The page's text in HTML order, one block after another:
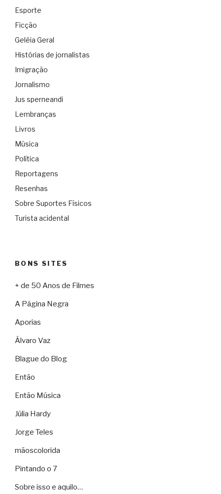
Esporte
Ficção
Geléia Geral
Histórias de jornalistas
Imigração
Jornalismo
Jus sperneandi
Lembranças
Livros
Música
Política
Reportagens
Resenhas
Sobre Suportes Físicos
Turista acidental
BONS SITES
+ de 50 Anos de Filmes
A Página Negra
Aporias
Álvaro Vaz
Blague do Blog
Então
Então Música
Júlia Hardy
Jorge Teles
mãoscolorida
Pintando o 7
Sobre isso e aquilo…